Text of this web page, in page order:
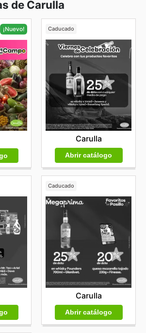
de Carulla
¡Nuevo! Caducado
Carulla
Abrir catálogo
Caducado
Carulla
Abrir catálogo